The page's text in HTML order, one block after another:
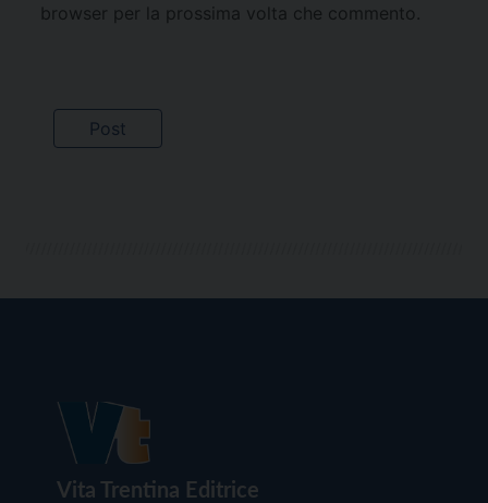
browser per la prossima volta che commento.
Vita Trentina Editrice